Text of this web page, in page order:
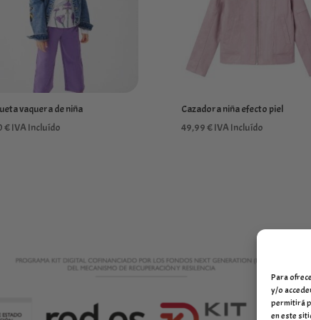
Para
y/o
permitirá
en este
vaquera de niña
€IVA Incluído
Cazadora niña efecto piel
49,99€ IVA Incluído